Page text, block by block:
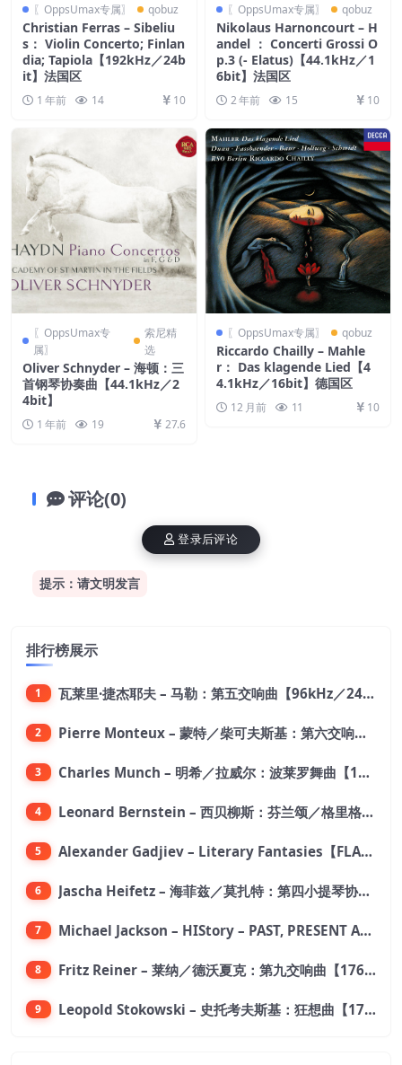
〖OppsUmax专属〗 qobuz
Christian Ferras – Sibeliu
s： Violin Concerto; Finlan
dia; Tapiola【192kHz／24b
it】法国区
1 年前 14 10
〖OppsUmax专属〗 qobuz
Nikolaus Harnoncourt – H
andel ： Concerti Grossi O
p.3 (- Elatus)【44.1kHz／1
6bit】法国区
2 年前 15 10
〖OppsUmax专
属〗
索尼精
选
Oliver Schnyder – 海顿：三
首钢琴协奏曲【44.1kHz／2
4bit】
1 年前 19 27.6
〖OppsUmax专属〗 qobuz
Riccardo Chailly – Mahle
r： Das klagende Lied【4
4.1kHz／16bit】德国区
12 月前 11 10
评论(0)
提示：请文明发言
登录后评论
排行榜展示
1 瓦莱里·捷杰耶夫 – 马勒：第五交响曲【96kHz／24bit】
2 Pierre Monteux – 蒙特／柴可夫斯基：第六交响曲【176.4kHz／24bit】
3 Charles Munch – 明希／拉威尔：波莱罗舞曲【176.4kHz／24bit】
4 Leonard Bernstein – 西贝柳斯：芬兰颂／格里格：培尔·金特组曲【44.1kHz／24bit】
5 Alexander Gadjiev – Literary Fantasies【FLAC 192】
6 Jascha Heifetz – 海菲兹／莫扎特：第四小提琴协奏曲，第五小提琴协奏曲《土耳其》／维瓦尔第：小提琴与大提琴协奏曲，RV 547【192kHz／24bit】
7 Michael Jackson – HIStory – PAST, PRESENT AND FUTURE – BOOK I【96kHz／24bit】
8 Fritz Reiner – 莱纳／德沃夏克：第九交响曲【176.4kHz／24bit】
9 Leopold Stokowski – 史托考夫斯基：狂想曲【176.4kHz／24bit】